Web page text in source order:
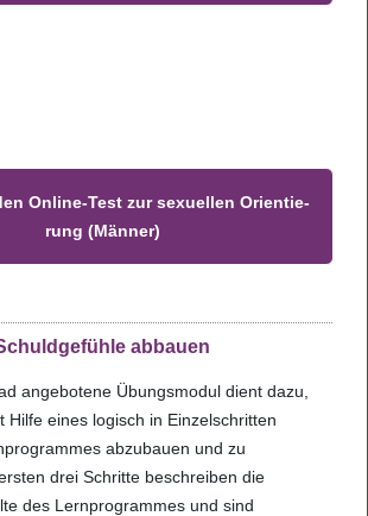
Online-Test zur sexu­el­len Ori­en­tie­
rung (Män­ner)
abbauen
angebotene Übungsmodul dient dazu,
Hilfe eines logisch in Einzelschritten
abzubauen und zu
drei Schritte beschreiben die
des Lernprogrammes und sind